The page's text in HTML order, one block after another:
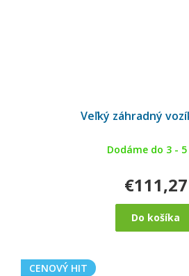
Veľký záhradný
Dodáme do 3 -
€111,27
Do košíka
CENOVÝ HIT